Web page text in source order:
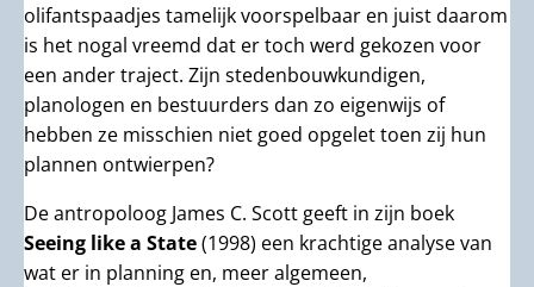
olifantspaadjes tamelijk voorspelbaar en juist daarom
is het nogal vreemd dat er toch werd gekozen voor
een ander traject. Zijn stedenbouwkundigen,
planologen en bestuurders dan zo eigenwijs of
hebben ze misschien niet goed opgelet toen zij hun
plannen ontwierpen?
De antropoloog James C. Scott geeft in zijn boek
Seeing like a State(1998) een krachtige analyse van
wat er in planning en, meer algemeen,